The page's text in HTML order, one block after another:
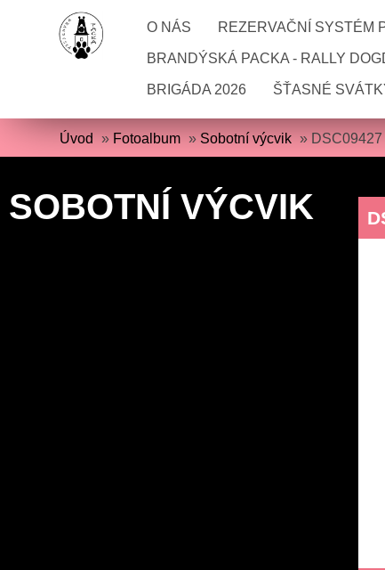
O NÁS REZERVAČNÍ SYSTÉM
BRANDÝSKÁ PACKA - RALLY
BRIGÁDA 2026 ŠŤASNÉ
Úvod » Fotoalbum » Sobotní výcvik » DSC09427
SOBOTNÍ VÝCVIK